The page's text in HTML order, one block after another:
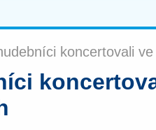
koncertovali